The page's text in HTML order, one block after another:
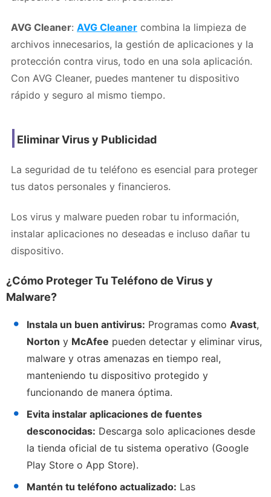
AVG Cleaner: AVG Cleaner combina la limpieza de
archivos innecesarios, la gestión de aplicaciones y la
protección contra virus, todo en una sola aplicación.
Con AVG Cleaner, puedes mantener tu dispositivo
rápido y seguro al mismo tiempo.
Eliminar Virus y Publicidad
La seguridad de tu teléfono es esencial para proteger
tus datos personales y financieros.
Los virus y malware pueden robar tu información,
instalar aplicaciones no deseadas e incluso dañar tu
dispositivo.
¿Cómo Proteger Tu Teléfono de Virus y
Malware?
Instala un buen antivirus: Programas como Avast,
Norton y McAfee pueden detectar y eliminar virus,
malware y otras amenazas en tiempo real,
manteniendo tu dispositivo protegido y
funcionando de manera óptima.
Evita instalar aplicaciones de fuentes
desconocidas: Descarga solo aplicaciones desde
la tienda oficial de tu sistema operativo (Google
Play Store o App Store).
Mantén tu teléfono actualizado: Las